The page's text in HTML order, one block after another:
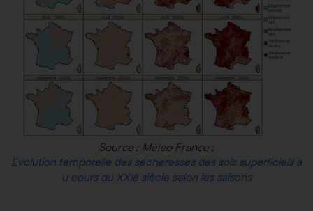
Source : Méteo France :
Evolution temporelle des sécheresses des sols superficiels a
u cours du XXIè siècle selon les saisons